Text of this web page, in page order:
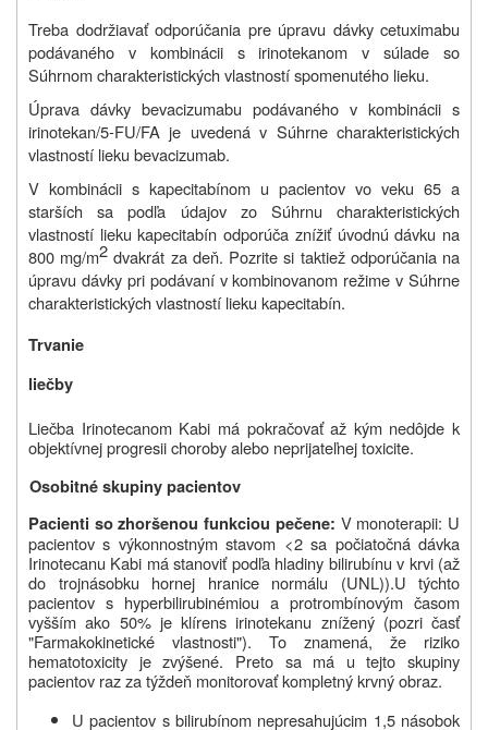
Treba dodržiavať odporúčania pre úpravu dávky cetuximabu
podávaného v kombinácii s irinotekanom v súlade so
Súhrnom charakteristických vlastností spomenutého lieku.
Úprava dávky bevacizumabu podávaného v kombinácii s
irinotekan/5-FU/FA je uvedená v Súhrne charakteristických
vlastností lieku bevacizumab.
V kombinácii s kapecitabínom u pacientov vo veku 65 a
starších sa podľa údajov zo Súhrnu charakteristických
vlastností lieku kapecitabín odporúča znížiť úvodnú dávku na
800 mg/m2 dvakrát za deň. Pozrite si taktiež odporúčania na
úpravu dávky pri podávaní v kombinovanom režime v Súhrne
charakteristických vlastností lieku kapecitabín.
Trvanie
liečby
Liečba Irinotecanom Kabi má pokračovať až kým nedôjde k
objektívnej progresii choroby alebo neprijateľnej toxicite.
Osobitné skupiny pacientov
Pacienti so zhoršenou funkciou pečene: V monoterapii: U
pacientov s výkonnostným stavom <2 sa počiatočná dávka
Irinotecanu Kabi má stanoviť podľa hladiny bilirubínu v krvi (až
do trojnásobku hornej hranice normálu (UNL)).U týchto
pacientov s hyperbilirubinémiou a protrombínovým časom
vyšším ako 50% je klírens irinotekanu znížený (pozri časť
"Farmakokinetické vlastnosti"). To znamená, že riziko
hematotoxicity je zvýšené. Preto sa má u tejto skupiny
pacientov raz za týždeň monitorovať kompletný krvný obraz.
U pacientov s bilirubínom nepresahujúcim 1,5 násobok